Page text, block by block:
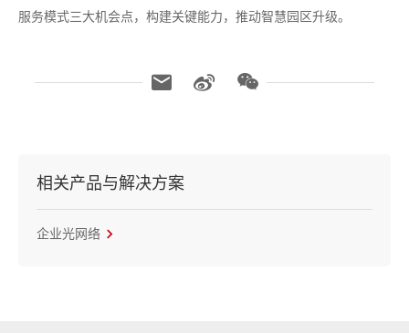
服务模式三大机会点，构建关键能力，推动智慧园区升级。
相关产品与解决方案
企业光网络